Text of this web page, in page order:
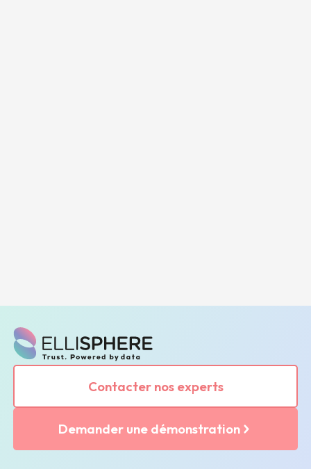
Contacter nos experts
Demander une démonstration